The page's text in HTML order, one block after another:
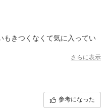
もきつくなくて気に入ってい
さらに表示
参考になった